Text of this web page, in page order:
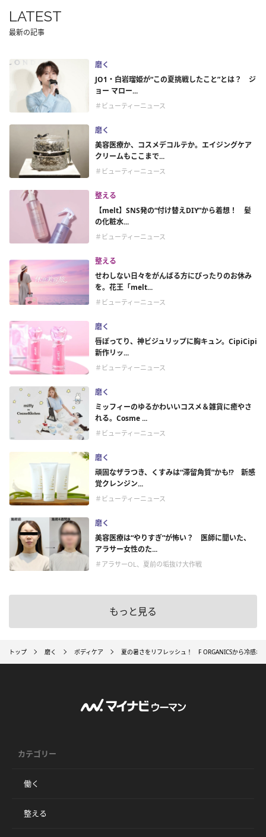
LATEST
最新の記事
磨く
JO1・白岩瑠姫が“この夏挑戦したこと”とは？ ジ
ョー マロー...
＃ビューティーニュース
磨く
美容医療か、コスメデコルテか。エイジングケア
クリームもここまで...
＃ビューティーニュース
整える
【melt】SNS発の“付け替えDIY”から着想！ 髪
の化粧水...
＃ビューティーニュース
整える
せわしない日々をがんばる方にぴったりのお休み
を。花王「melt...
＃ビューティーニュース
磨く
唇ぽってり、神ビジュリップに胸キュン。CipiCipi
新作リッ...
＃ビューティーニュース
磨く
ミッフィーのゆるかわいいコスメ＆雑貨に癒やさ
れる。Cosme ...
＃ビューティーニュース
磨く
頑固なザラつき、くすみは“滞留角質”かも!? 新感
覚クレンジン...
＃ビューティーニュース
磨く
美容医療は“やりすぎ”が怖い？ 医師に聞いた、
アラサー女性のた...
＃アラサーOL、夏前の垢抜け大作戦
もっと見る
トップ 磨く ボディケア 夏の暑さをリフレッシュ！ F ORGANICSから冷感ボ
カテゴリー
働く
整える